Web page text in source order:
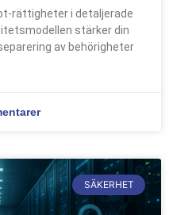
rättigheter i detaljerade
stärker din
av behörigheter
SÄKERHET